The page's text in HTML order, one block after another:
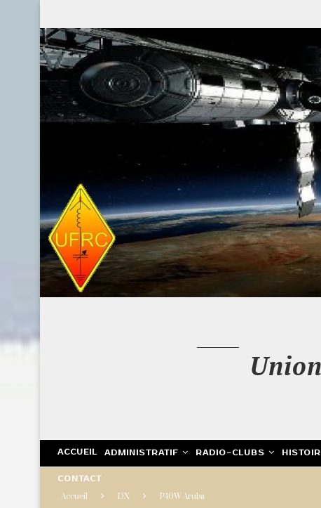
ACCUEIL ADMINISTRATIF RADIO-CLUBS
CONTACT
Accueil DX P40W Aruba